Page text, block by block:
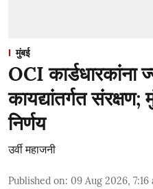
मुंबई
OCI कार्डधारकांना
कायद्यांतर्गत संरक्षण;
निर्णय
उर्वी महाजनी
Published on: 09 Aug 2026, 7:16